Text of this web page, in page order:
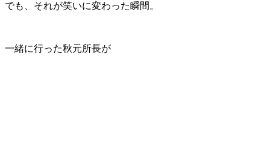
でも、それが笑いに変わった瞬間。
一緒に行った秋元所長が